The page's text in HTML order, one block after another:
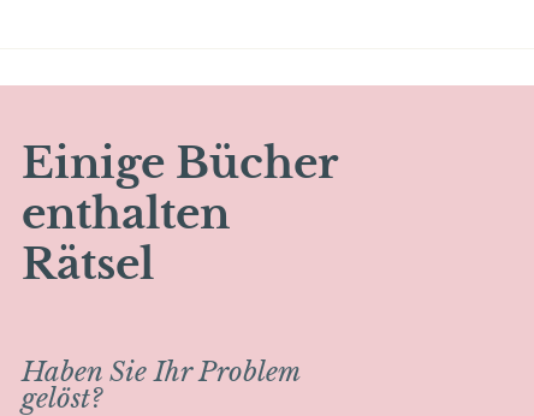
Einige Bücher
enthalten
Rätsel
Haben Sie Ihr Problem
gelöst?